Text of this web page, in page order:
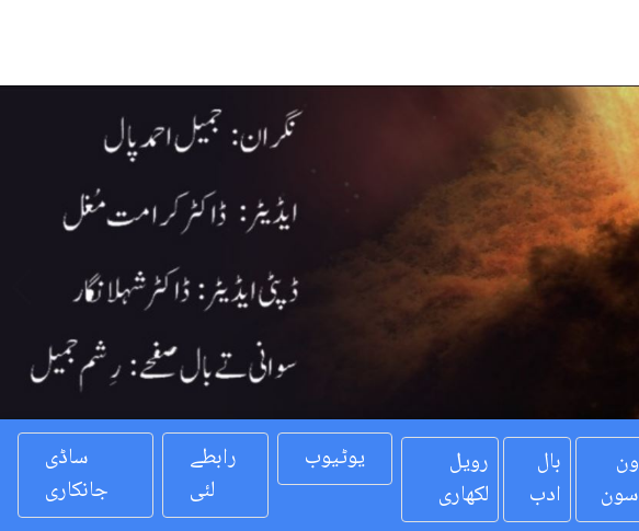
Previous
ساڈی
جانکاری
رابطے
لئی
یوٹیوب
رویل
لکھاری
بال
ادب
ون
سون